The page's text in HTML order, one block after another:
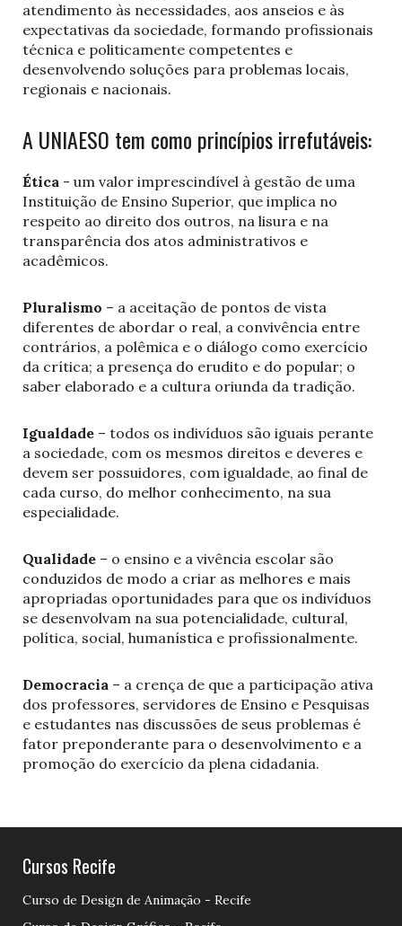
atendimento às necessidades, aos anseios e às
expectativas da sociedade, formando profissionais
técnica e politicamente competentes e
desenvolvendo soluções para problemas locais,
regionais e nacionais.
A UNIAESO tem como princípios irrefutáveis:
Ética - um valor imprescindível à gestão de uma
Instituição de Ensino Superior, que implica no
respeito ao direito dos outros, na lisura e na
transparência dos atos administrativos e
acadêmicos.
Pluralismo – a aceitação de pontos de vista
diferentes de abordar o real, a convivência entre
contrários, a polêmica e o diálogo como exercício
da crítica; a presença do erudito e do popular; o
saber elaborado e a cultura oriunda da tradição.
Igualdade – todos os indivíduos são iguais perante
a sociedade, com os mesmos direitos e deveres e
devem ser possuidores, com igualdade, ao final de
cada curso, do melhor conhecimento, na sua
especialidade.
Qualidade – o ensino e a vivência escolar são
conduzidos de modo a criar as melhores e mais
apropriadas oportunidades para que os indivíduos
se desenvolvam na sua potencialidade, cultural,
política, social, humanística e profissionalmente.
Democracia – a crença de que a participação ativa
dos professores, servidores de Ensino e Pesquisas
e estudantes nas discussões de seus problemas é
fator preponderante para o desenvolvimento e a
promoção do exercício da plena cidadania.
Cursos Recife
Curso de Design de Animação - Recife